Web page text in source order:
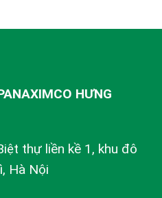
HƯNG
thự liền kề 1, khu đô
Hà Nội